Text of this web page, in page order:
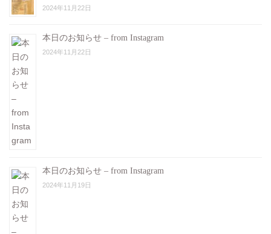
2024年11月22日
本日のお知らせ – from Instagram
2024年11月22日
本日のお知らせ – from Instagram
2024年11月19日